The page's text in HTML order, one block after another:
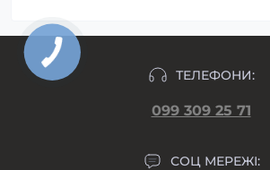
ТЕЛЕФОНИ:
099 309 25 71
СОЦ МЕРЕЖІ: